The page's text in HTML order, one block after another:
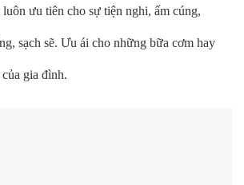
ưu tiên cho sự tiện nghi, ấm cúng,
sạch sẽ. Ưu ái cho những bữa cơm hay
gia đình.